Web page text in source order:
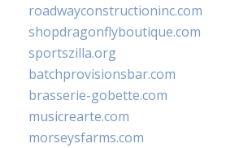
roadwayconstructioninc.com
shopdragonflyboutique.com
sportszilla.org
batchprovisionsbar.com
brasserie-gobette.com
musicrearte.com
morseysfarms.com